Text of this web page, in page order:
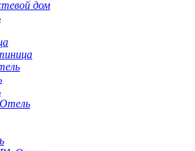
дом
Отель